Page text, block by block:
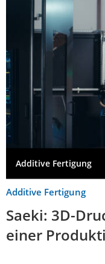
Additive Fertigung
Additive Fertigung
Saeki: 3D-
einer